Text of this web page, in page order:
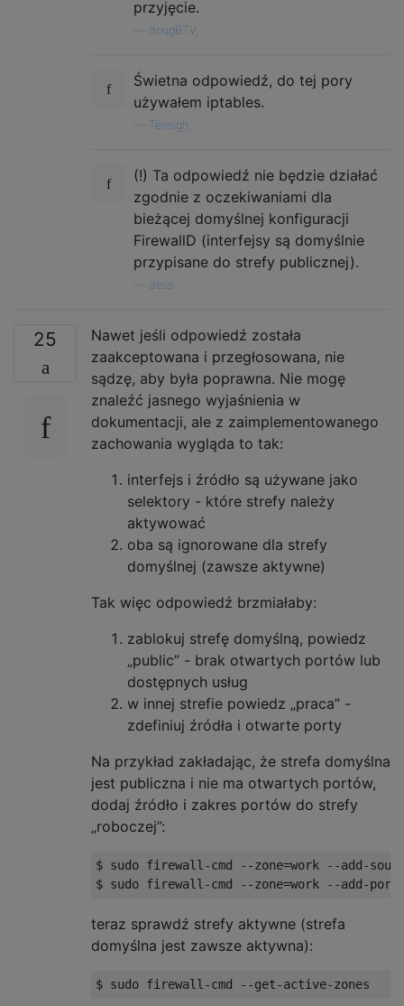
przyjęcie.
dougBTV,
Świetna odpowiedź, do tej pory
używałem iptables.
Tensigh,
(!) Ta odpowiedź nie będzie działać
zgodnie z oczekiwaniami dla
bieżącej domyślnej konfiguracji
FirewallD (interfejsy są domyślnie
przypisane do strefy publicznej).
dess
25
Nawet jeśli odpowiedź została
zaakceptowana i przegłosowana, nie
sądzę, aby była poprawna. Nie mogę
znaleźć jasnego wyjaśnienia w
dokumentacji, ale z zaimplementowanego
zachowania wygląda to tak:
interfejs i źródło są używane jako
selektory - które strefy należy
aktywować
oba są ignorowane dla strefy
domyślnej (zawsze aktywne)
Tak więc odpowiedź brzmiałaby:
zablokuj strefę domyślną, powiedz
„public” - brak otwartych portów lub
dostępnych usług
w innej strefie powiedz „praca” -
zdefiniuj źródła i otwarte porty
Na przykład zakładając, że strefa domyślna
jest publiczna i nie ma otwartych portów,
dodaj źródło i zakres portów do strefy
„roboczej”:
$ sudo firewall-cmd --zone=work --add-
teraz sprawdź strefy aktywne (strefa
domyślna jest zawsze aktywna):